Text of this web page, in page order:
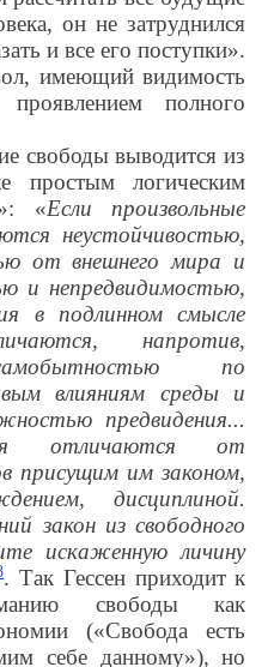
он не затруднился
и все его поступки».
имеющий видимость
проявлением полного
свободы выводится из
простым логическим
«Если произвольные
неустойчивостью,
от внешнего мира и
и непредвидимостью,
в подлинном смысле
напротив,
по
влияниям среды и
предвидения...
отличаются от
присущим им законом,
дисциплиной.
закон из свободного
искаженную личину
. Так Гессен приходит к
свободы как
(«Свобода есть
себе данному»), но